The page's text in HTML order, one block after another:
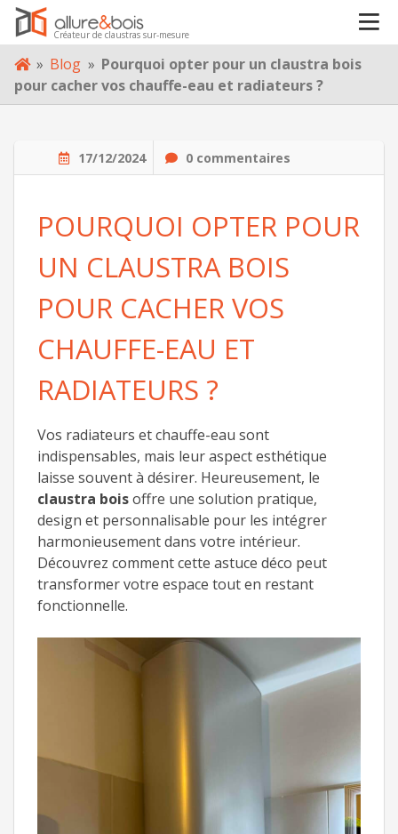
Skip
content
Créateur de claustras sur-mesure
» Blog » Pourquoi opter pour un claustra bois
pour cacher vos chauffe-eau et radiateurs ?
17/12/2024 0 commentaires
POURQUOI OPTER POUR
UN CLAUSTRA BOIS
POUR CACHER VOS
CHAUFFE-EAU ET
RADIATEURS ?
Vos radiateurs et chauffe-eau sont
indispensables, mais leur aspect esthétique
laisse souvent à désirer. Heureusement, le
claustra boisoffre une solution pratique,
design et personnalisable pour les intégrer
harmonieusement dans votre intérieur.
Découvrez comment cette astuce déco peut
transformer votre espace tout en restant
fonctionnelle.
À PROPOS
BLOG